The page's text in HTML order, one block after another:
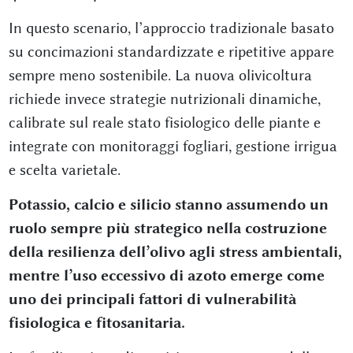
In questo scenario, l’approccio tradizionale basato
su concimazioni standardizzate e ripetitive appare
sempre meno sostenibile. La nuova olivicoltura
richiede invece strategie nutrizionali dinamiche,
calibrate sul reale stato fisiologico delle piante e
integrate con monitoraggi fogliari, gestione irrigua
e scelta varietale.
Potassio, calcio e silicio stanno assumendo un
ruolo sempre più strategico nella costruzione
della resilienza dell’olivo agli stress ambientali,
mentre l’uso eccessivo di azoto emerge come
uno dei principali fattori di vulnerabilità
fisiologica e fitosanitaria.